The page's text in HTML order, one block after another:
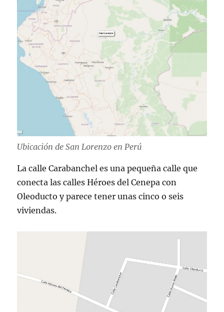
Ubicación de San Lorenzo en Perú
La calle Carabanchel es una pequeña calle que
conecta las calles Héroes del Cenepa con
Oleoducto y parece tener unas cinco o seis
viviendas.